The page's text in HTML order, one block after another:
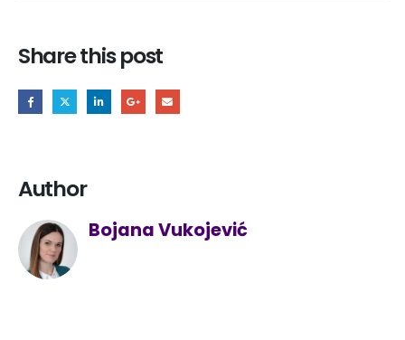
Share this post
Author
Bojana Vukojević